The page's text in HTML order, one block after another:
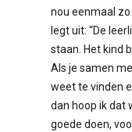
nou eenmaal
legt uit: “De
staan. Het kind
Als je samen
weet te vinden
dan hoop ik dat
goede doen,